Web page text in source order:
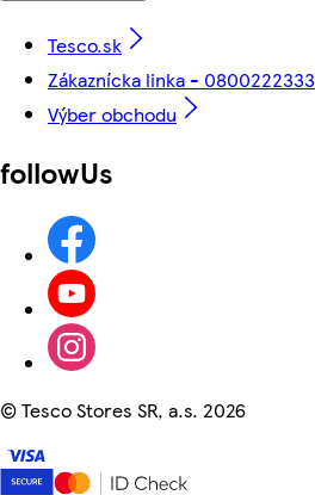
Tesco.sk
Zákaznícka linka - 0800222333
Výber obchodu
followUs
©Tesco Stores SR, a.s. 2026